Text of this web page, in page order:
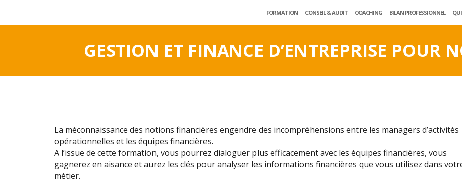
FORMATION CONSEIL & AUDIT COACHING BILAN PROFESSIONNEL
GESTION ET FINANCE D’ENTREPRISE POUR
La méconnaissance des notions financières engendre des incompréhensions entre les managers d’activités
opérationnelles et les équipes financières.
A l’issue de cette formation, vous pourrez dialoguer plus efficacement avec les équipes financières, vous
gagnerez en aisance et aurez les clés pour analyser les informations financières que vous utilisez dans
métier.